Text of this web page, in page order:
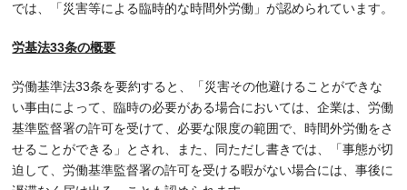
では、「災害等による臨時的な時間外労働」が認められています。
労基法33条の概要
労働基準法33条を要約すると、「災害その他避けることができな
い事由によって、臨時の必要がある場合においては、企業は、労働
基準監督署の許可を受けて、必要な限度の範囲で、時間外労働をさ
せることができる」とされ、また、同ただし書きでは、「事態が切
迫して、労働基準監督署の許可を受ける暇がない場合には、事後に